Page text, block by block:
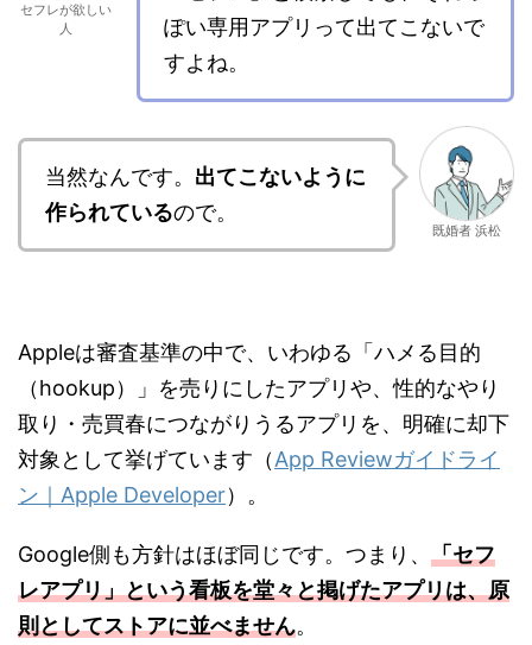
セフレが欲しい
人
ぽい専用アプリって出てこないで
すよね。
当然なんです。 出てこないように
作られているので。
既婚者 浜松
Appleは審査基準の中で、いわゆる「ハメる目的
（hookup）」を売りにしたアプリや、性的なやり
取り・売買春につながりうるアプリを、明確に却下
対象として挙げています（App Reviewガイドライ
ン｜Apple Developer）。
Google側も方針はほぼ同じです。つまり、 「セフ
レアプリ」という看板を堂々と掲げたアプリは、原
則としてストアに並べません。